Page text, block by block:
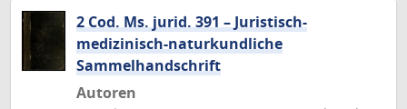
2 Cod. Ms. jurid. 391 – Juristisch-
medizinisch-naturkundliche
Sammelhandschrift
Autoren